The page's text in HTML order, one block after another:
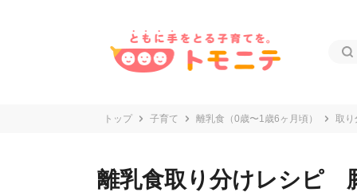
トップ 子育て 離乳食（0歳〜1歳6ヶ月頃） 取り
離乳食取り分けレシピ